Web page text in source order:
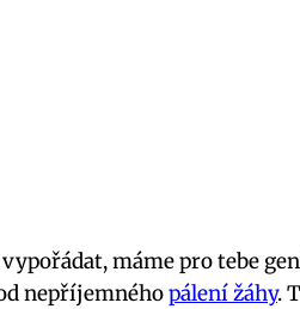
máme pro tebe
nepříjemnéhopálení žáhy.⁢